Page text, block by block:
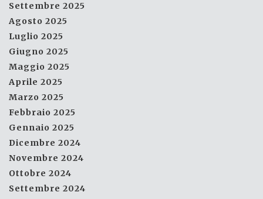
Settembre 2025
Agosto 2025
Luglio 2025
Giugno 2025
Maggio 2025
Aprile 2025
Marzo 2025
Febbraio 2025
Gennaio 2025
Dicembre 2024
Novembre 2024
Ottobre 2024
Settembre 2024